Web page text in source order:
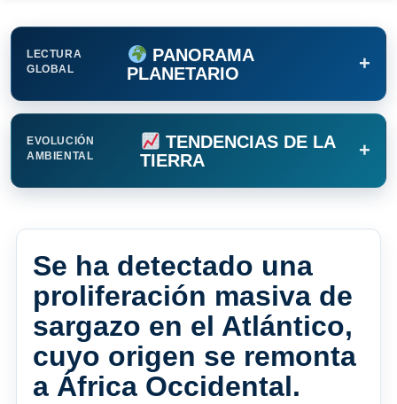
LECTURA
GLOBAL
PANORAMA
PLANETARIO
+
EVOLUCIÓN
AMBIENTAL
TENDENCIAS DE LA
TIERRA
+
Se ha detectado una
proliferación masiva de
sargazo en el Atlántico,
cuyo origen se remonta
a África Occidental.